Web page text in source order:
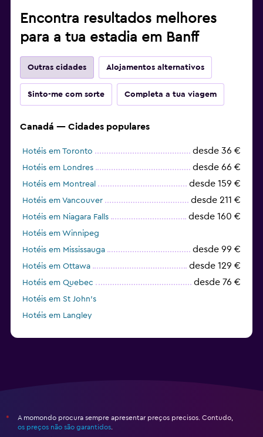
Encontra resultados melhores
para a tua estadia em Banff
Outras cidades Alojamentos alternativos
Sinto-me com sorte Completa a tua viagem
Canadá — Cidades populares
Hotéis em Toronto desde 36 €
Hotéis em Londres desde 66 €
Hotéis em Montreal desde 159 €
Hotéis em Vancouver desde 211 €
Hotéis em Niagara Falls desde 160 €
Hotéis em Winnipeg
Hotéis em Mississauga
desde 99 €
Hotéis em Ottawa desde 129 €
Hotéis em Quebec desde 76 €
Hotéis em St John's
Hotéis em Langley
*
A momondo procura sempre apresentar preços precisos. Contudo,
os preços não são garantidos